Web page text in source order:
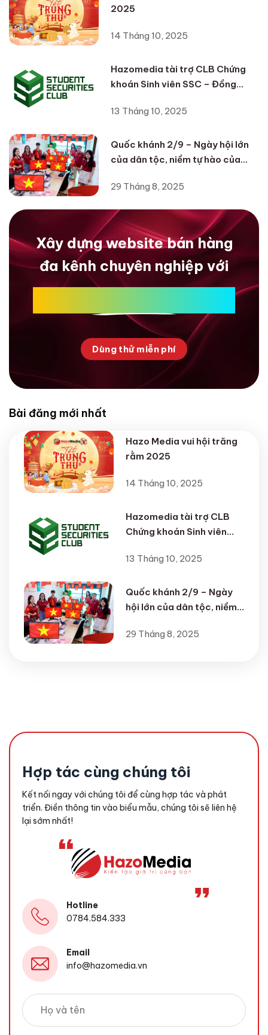
2025
14 Tháng 10, 2025
Hazomedia tài trợ CLB Chứng
khoán Sinh viên SSC – Đồng
13 Tháng 10, 2025
Quốc khánh 2/9 – Ngày hội lớn
của dân tộc, niềm tự hào của
29 Tháng 8, 2025
Xây dựng website bán hàng
đa kênh chuyên nghiệp với
Dùng thử miễn phí
Bài đăng mới nhất
Hazo Media vui hội trăng
rằm 2025
14 Tháng 10, 2025
Hazomedia tài trợ CLB
Chứng khoán Sinh viên
thế hệ nhà đầu tư trẻ
13 Tháng 10, 2025
Quốc khánh 2/9 – Ngày
hội lớn của dân tộc, niềm
29 Tháng 8, 2025
Hợp tác cùng chúng tôi
Kết nối ngay với chúng tôi để cùng hợp tác và phát
triển. Điền thông tin vào biểu mẫu, chúng tôi sẽ liên hệ
lại sớm nhất!
Hotline
0784.584.333
Email
info@hazomedia.vn